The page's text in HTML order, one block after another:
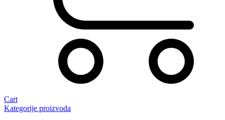
Cart
Kategorije proizvoda